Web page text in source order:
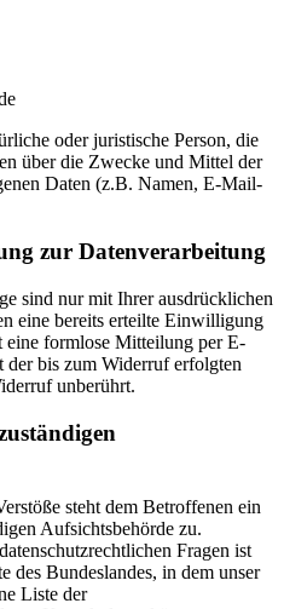
oder juristische Person, die
über die Zwecke und Mittel der
Daten (z.B. Namen, E-Mail-
zur Datenverarbeitung
sind nur mit Ihrer ausdrücklichen
eine bereits erteilte Einwilligung
formlose Mitteilung per E-
bis zum Widerruf erfolgten
unberührt.
steht dem Betroffenen ein
Aufsichtsbehörde zu.
Fragen ist
des Bundeslandes, in dem unser
Liste der